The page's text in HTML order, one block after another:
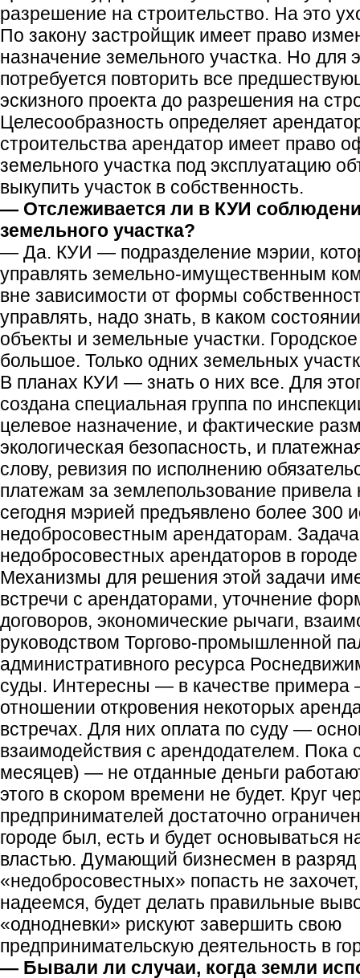
разрешение на строительство. На это
По закону застройщик имеет право
назначение земельного участка. Но для
потребуется повторить все
эскизного проекта до разрешения на
Целесообразность определяет
строительства арендатор имеет право
земельного участка под эксплуатацию
выкупить участок в собственность.
— Отслеживается ли в КУИ
земельного участка?
— Да. КУИ — подразделение мэрии,
управлять земельно-имущественным
вне зависимости от формы
управлять, надо знать, в каком
объекты и земельные участки.
большое. Только одних земельных
В планах КУИ — знать о них все. Для
создана специальная группа по
целевое назначение, и фактические
экологическая безопасность, и
слову, ревизия по исполнению
платежам за землепользование привела
сегодня мэрией предъявлено более 300
недобросовестным арендаторам.
недобросовестных арендаторов в
Механизмы для решения этой задачи
встречи с арендаторами, уточнение
договоров, экономические рычаги,
руководством Торгово-промышленной
административного ресурса
суды. Интересны — в качестве примера
отношении откровения некоторых
встречах. Для них оплата по суду —
взаимодействия с арендодателем. Пока
месяцев) — не отданные деньги
этого в скором времени не будет. Круг
предпринимателей достаточно
городе был, есть и будет основываться
властью. Думающий бизнесмен в разряд
«недобросовестных» попасть не
надеемся, будет делать правильные
«однодневки» рискуют завершить свою
предпринимательскую деятельность в
— Бывали ли случаи, когда земли